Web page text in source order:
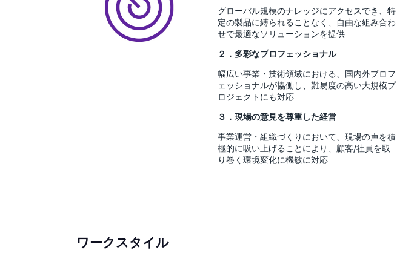
グローバル規模のナレッジにアクセスでき、特
定の製品に縛られることなく、自由な組み合わ
せで最適なソリューションを提供
２．多彩なプロフェッショナル
幅広い事業・技術領域における、国内外プロフ
ェッショナルが協働し、難易度の高い大規模プ
ロジェクトにも対応
３．現場の意見を尊重した経営
事業運営・組織づくりにおいて、現場の声を積
極的に吸い上げることにより、顧客/社員を取
り巻く環境変化に機敏に対応
ワークスタイル